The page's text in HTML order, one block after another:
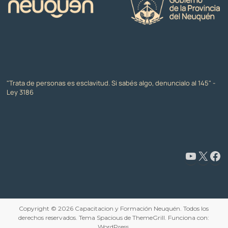
"Trata de personas es esclavitud. Si sabés algo, denuncialo al 145" -
Ley 3186
www.youtube.com/@CapacitaciónyFormaciónNeuquén X Facebook
Copyright © 2026 Capacitacion y Formación Neuquén. Todos los
derechos reservados. Tema Spacious de ThemeGrill. Funciona con: